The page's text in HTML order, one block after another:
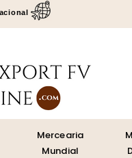
Mercearia
Mundial